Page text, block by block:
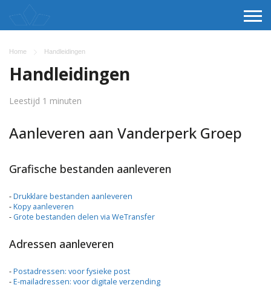
Home Handleidingen
Handleidingen
Leestijd 1 minuten
Aanleveren aan Vanderperk Groep
Grafische bestanden aanleveren
-Drukklare bestanden aanleveren
-Kopy aanleveren
- Grote bestanden delen via WeTransfer
Adressen aanleveren
-Postadressen: voor fysieke post
-E-mailadressen: voor digitale verzending